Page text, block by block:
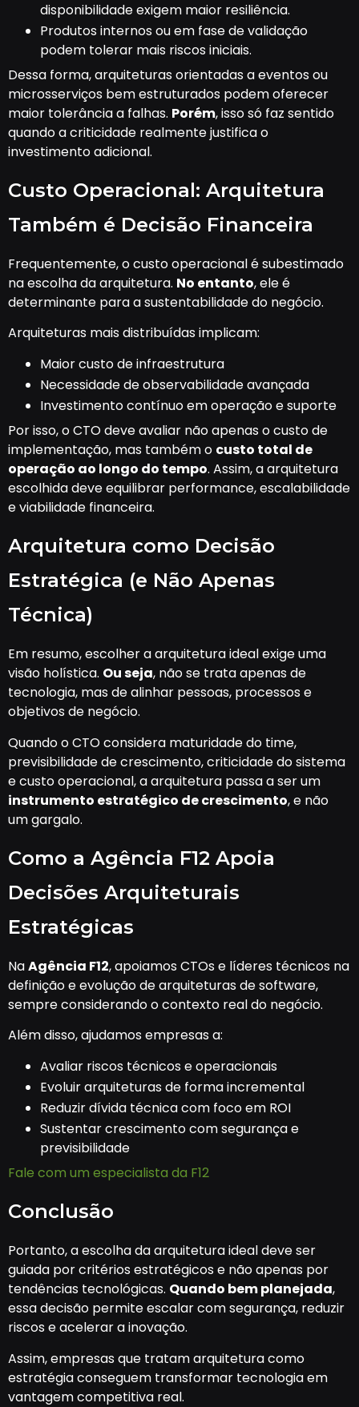
disponibilidade exigem maior resiliência.
Produtos internos ou em fase de validação
podem tolerar mais riscos iniciais.
Dessa forma, arquiteturas orientadas a eventos ou
microsserviços bem estruturados podem oferecer
maior tolerância a falhas. Porém, isso só faz sentido
quando a criticidade realmente justifica o
investimento adicional.
Custo Operacional: Arquitetura
Também é Decisão Financeira
Frequentemente, o custo operacional é subestimado
na escolha da arquitetura. No entanto, ele é
determinante para a sustentabilidade do negócio.
Arquiteturas mais distribuídas implicam:
Maior custo de infraestrutura
Necessidade de observabilidade avançada
Investimento contínuo em operação e suporte
Por isso, o CTO deve avaliar não apenas o custo de
implementação, mas também o custo total de
operação ao longo do tempo. Assim, a arquitetura
escolhida deve equilibrar performance, escalabilidade
e viabilidade financeira.
Arquitetura como Decisão
Estratégica (e Não Apenas
Técnica)
Em resumo, escolher a arquitetura ideal exige uma
visão holística. Ou seja, não se trata apenas de
tecnologia, mas de alinhar pessoas, processos e
objetivos de negócio.
Quando o CTO considera maturidade do time,
previsibilidade de crescimento, criticidade do sistema
e custo operacional, a arquitetura passa a ser um
instrumento estratégico de crescimento, e não
um gargalo.
Como a Agência F12 Apoia
Decisões Arquiteturais
Estratégicas
NaAgência F12, apoiamos CTOs e líderes técnicos na
definição e evolução de arquiteturas de software,
sempre considerando o contexto real do negócio.
Além disso, ajudamos empresas a:
Avaliar riscos técnicos e operacionais
Evoluir arquiteturas de forma incremental
Reduzir dívida técnica com foco em ROI
Sustentar crescimento com segurança e
previsibilidade
Fale com um especialista da F12
Conclusão
Portanto, a escolha da arquitetura ideal deve ser
guiada por critérios estratégicos e não apenas por
tendências tecnológicas. Quando bem planejada,
essa decisão permite escalar com segurança, reduzir
riscos e acelerar a inovação.
Assim, empresas que tratam arquitetura como
estratégia conseguem transformar tecnologia em
vantagem competitiva real.